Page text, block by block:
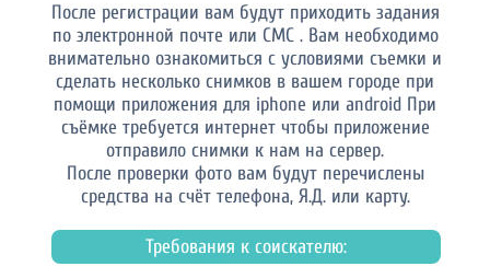
После регистрации вам будут приходить задания
по электронной почте или СМС . Вам необходимо
внимательно ознакомиться с условиями съемки и
сделать несколько снимков в вашем городе при
помощи приложения для iphone или android При
съёмке требуется интернет чтобы приложение
отправило снимки к нам на сервер.
После проверки фото вам будут перечислены
средства на счёт телефона, Я.Д. или карту.
Требования к соискателю: